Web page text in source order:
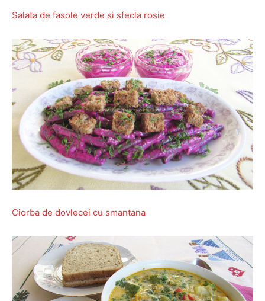
Salata de fasole verde si sfecla rosie
Ciorba de dovlecei cu smantana